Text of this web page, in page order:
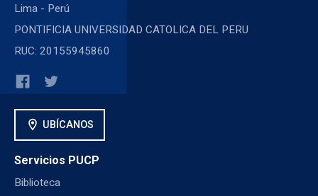
Lima - Perú
PONTIFICIA UNIVERSIDAD CATOLICA DEL PERU
RUC: 20155945860
location_on UBÍCANOS
Servicios PUCP
Biblioteca